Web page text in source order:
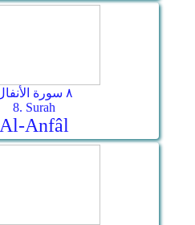
٨ سورة الأنفال
8. Surah
Al-Anfâl